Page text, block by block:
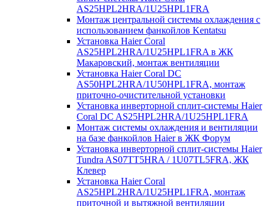
AS25HPL2HRA/1U25HPL1FRA
Монтаж центральной системы охлаждения с
использованием фанкойлов Kentatsu
Установка Haier Coral
AS25HPL2HRA/1U25HPL1FRA в ЖК
Макаровский, монтаж вентиляции
Установка Haier Coral DC
AS50HPL2HRA/1U50HPL1FRA, монтаж
приточно-очистительной установки
Установка инверторной сплит-системы Haier
Coral DC AS25HPL2HRA/1U25HPL1FRA
Монтаж системы охлаждения и вентиляции
на базе фанкойлов Haier в ЖК Форум
Установка инверторной сплит-системы Haier
Tundra AS07TT5HRA / 1U07TL5FRA, ЖК
Клевер
Установка Haier Coral
AS25HPL2HRA/1U25HPL1FRA, монтаж
приточной и вытяжной вентиляции